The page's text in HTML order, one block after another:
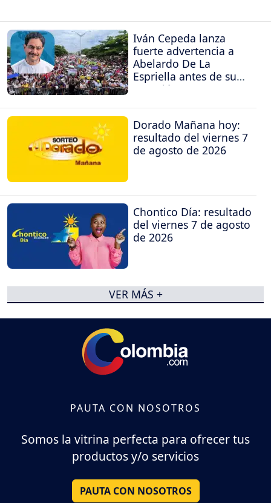
Iván Cepeda lanza
fuerte advertencia a
Abelardo De La
Espriella antes de su
posesión
Dorado Mañana hoy:
resultado del viernes 7
de agosto de 2026
Chontico Día: resultado
del viernes 7 de agosto
de 2026
VER MÁS +
PAUTA CON NOSOTROS
Somos la vitrina perfecta para ofrecer tus
productos y/o servicios
PAUTA CON NOSOTROS